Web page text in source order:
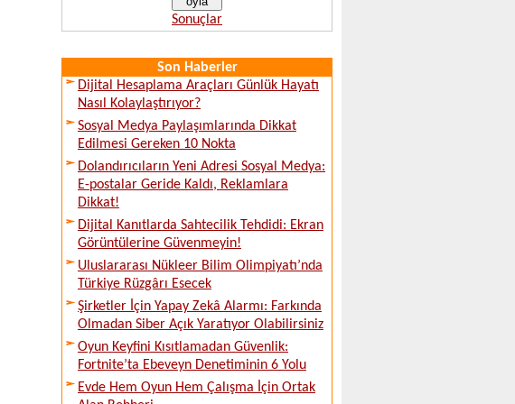
Sonuçlar
Son Haberler
Dijital Hesaplama Araçları Günlük Hayatı
Nasıl Kolaylaştırıyor?
Sosyal Medya Paylaşımlarında Dikkat
Edilmesi Gereken 10 Nokta
Dolandırıcıların Yeni Adresi Sosyal Medya:
E-postalar Geride Kaldı, Reklamlara
Dikkat!
Dijital Kanıtlarda Sahtecilik Tehdidi: Ekran
Görüntülerine Güvenmeyin!
Uluslararası Nükleer Bilim Olimpiyatı’nda
Türkiye Rüzgârı Esecek
Şirketler İçin Yapay Zekâ Alarmı: Farkında
Olmadan Siber Açık Yaratıyor Olabilirsiniz
Oyun Keyfini Kısıtlamadan Güvenlik:
Fortnite’ta Ebeveyn Denetiminin 6 Yolu
Evde Hem Oyun Hem Çalışma İçin Ortak